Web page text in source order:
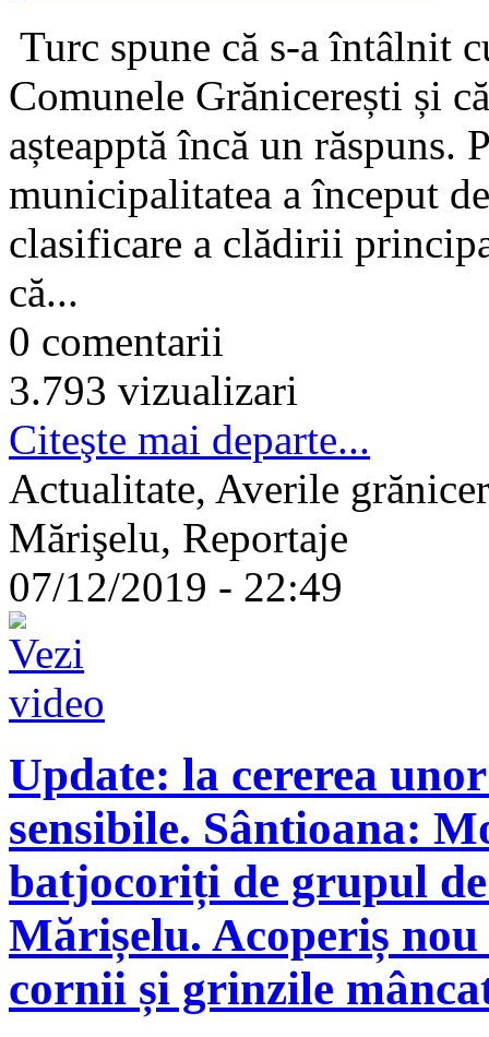
Turc spune că s-a întâlnit
Comunele Grănicerești și
așteapptă încă un răspuns.
municipalitatea a început
clasificare a clădirii
că...
0 comentarii
3.793 vizualizari
Citeşte mai departe...
Actualitate, Averile
Mărişelu, Reportaje
07/12/2019 - 22:49
Update: la cererea
sensibile. Sântioana:
batjocoriți de grupul
Mărișelu. Acoperiș
cornii și grinzile